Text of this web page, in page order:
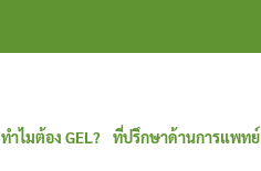
ทำไมต้อง GEL? ที่ปรึกษาด้านการแพทย์